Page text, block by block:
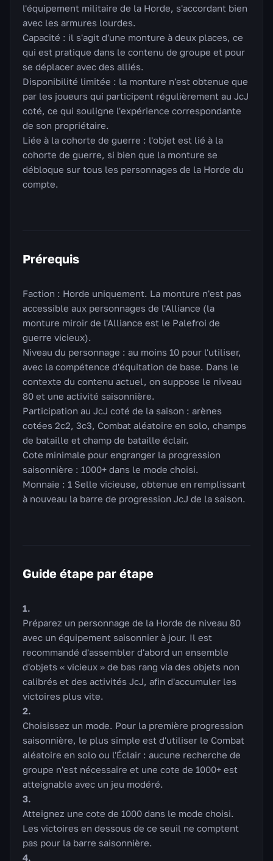
l'équipement militaire de la Horde, s'accordant bien
avec les armures lourdes.
Capacité : il s'agit d'une monture à deux places, ce
qui est pratique dans le contenu de groupe et pour
se déplacer avec des alliés.
Disponibilité limitée : la monture n'est obtenue que
par les joueurs qui participent régulièrement au JcJ
coté, ce qui souligne l'expérience correspondante
de son propriétaire.
Liée à la cohorte de guerre : l'objet est lié à la
cohorte de guerre, si bien que la monture se
débloque sur tous les personnages de la Horde du
compte.
Prérequis
Faction : Horde uniquement. La monture n'est pas
accessible aux personnages de l'Alliance (la
monture miroir de l'Alliance est le Palefroi de
guerre vicieux).
Niveau du personnage : au moins 10 pour l'utiliser,
avec la compétence d'équitation de base. Dans le
contexte du contenu actuel, on suppose le niveau
80 et une activité saisonnière.
Participation au JcJ coté de la saison : arènes
cotées 2c2, 3c3, Combat aléatoire en solo, champs
de bataille et champ de bataille éclair.
Cote minimale pour engranger la progression
saisonnière : 1000+ dans le mode choisi.
Monnaie : 1 Selle vicieuse, obtenue en remplissant
à nouveau la barre de progression JcJ de la saison.
Guide étape par étape
Préparez un personnage de la Horde de niveau 80
avec un équipement saisonnier à jour. Il est
recommandé d'assembler d'abord un ensemble
d'objets « vicieux » de bas rang via des objets non
calibrés et des activités JcJ, afin d'accumuler les
victoires plus vite.
Choisissez un mode. Pour la première progression
saisonnière, le plus simple est d'utiliser le Combat
aléatoire en solo ou l'Éclair : aucune recherche de
groupe n'est nécessaire et une cote de 1000+ est
atteignable avec un jeu modéré.
Atteignez une cote de 1000 dans le mode choisi.
Les victoires en dessous de ce seuil ne comptent
pas pour la barre saisonnière.